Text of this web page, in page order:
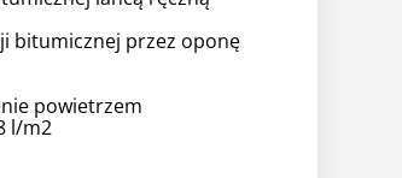
bitumicznej przez oponę
powietrzem
l/m2